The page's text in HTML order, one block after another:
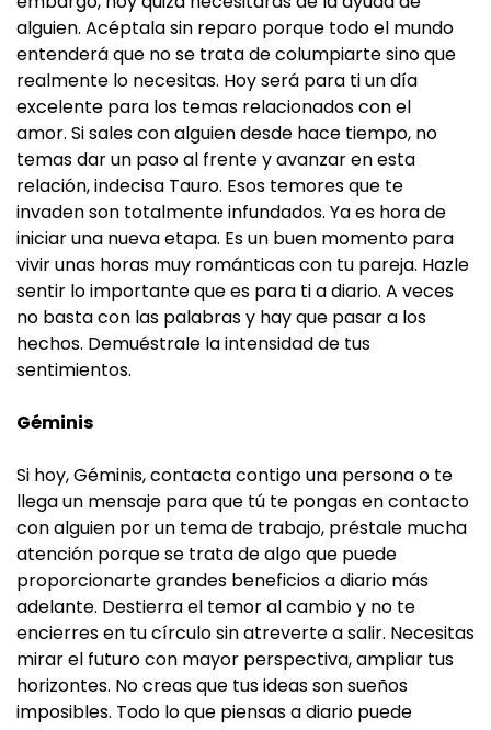
alguien. Acéptala sin reparo porque todo el mundo
entenderá que no se trata de columpiarte sino que
realmente lo necesitas. Hoy será para ti un día
excelente para los temas relacionados con el
amor. Si sales con alguien desde hace tiempo, no
temas dar un paso al frente y avanzar en esta
relación, indecisa Tauro. Esos temores que te
invaden son totalmente infundados. Ya es hora de
iniciar una nueva etapa. Es un buen momento para
vivir unas horas muy románticas con tu pareja. Hazle
sentir lo importante que es para ti a diario. A veces
no basta con las palabras y hay que pasar a los
hechos. Demuéstrale la intensidad de tus
sentimientos.
Géminis
Si hoy, Géminis, contacta contigo una persona o te
llega un mensaje para que tú te pongas en contacto
con alguien por un tema de trabajo, préstale mucha
atención porque se trata de algo que puede
proporcionarte grandes beneficios a diario más
adelante. Destierra el temor al cambio y no te
encierres en tu círculo sin atreverte a salir. Necesitas
mirar el futuro con mayor perspectiva, ampliar tus
horizontes. No creas que tus ideas son sueños
imposibles. Todo lo que piensas a diario puede